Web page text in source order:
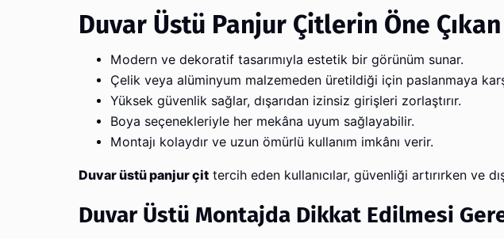
Duvar Üstü Panjur Çitlerin Öne
Modern ve dekoratif tasarımıyla estetik bir görünüm sunar.
Çelik veya alüminyum malzemeden üretildiği için paslanmaya
Yüksek güvenlik sağlar, dışarıdan izinsiz girişleri zorlaştırır.
Boya seçenekleriyle her mekâna uyum sağlayabilir.
Montajı kolaydır ve uzun ömürlü kullanım imkânı verir.
Duvar üstü panjur çit tercih eden kullanıcılar, güvenliği artırırken ve
Duvar Üstü Montajda Dikkat Edilmesi